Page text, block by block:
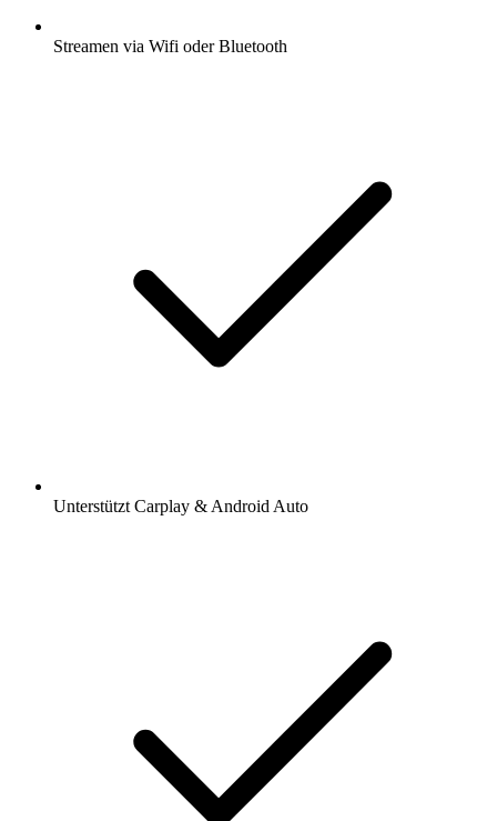
Streamen via Wifi oder Bluetooth
Unterstützt Carplay & Android Auto